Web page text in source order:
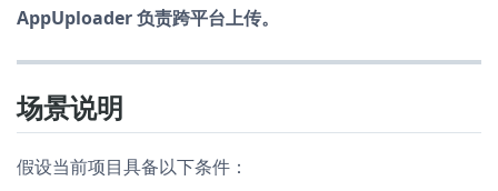
AppUploader 负责跨平台上传。
场景说明
假设当前项目具备以下条件：